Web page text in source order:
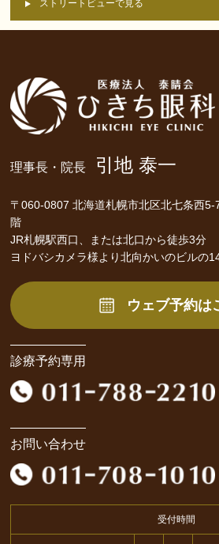
ストリートビューで見る
理事長・院長 引地 泰一
〒060-0807 北海道札幌市北区北七条西
階
JR札幌駅西口、または北口から徒歩3分
ヨドバシカメラ様より北向かいのビルの
ウェブ予約は
診療予約専用
お問い合わせ
受付時間